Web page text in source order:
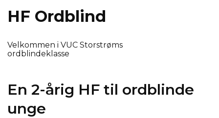
HF Ord­blind
Velkommen i VUC Storstrøms
ordblindeklasse
En 2-årig HF til ordblinde
unge